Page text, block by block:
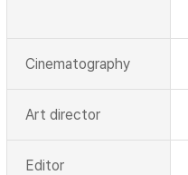
Cinematography
Art director
Editor